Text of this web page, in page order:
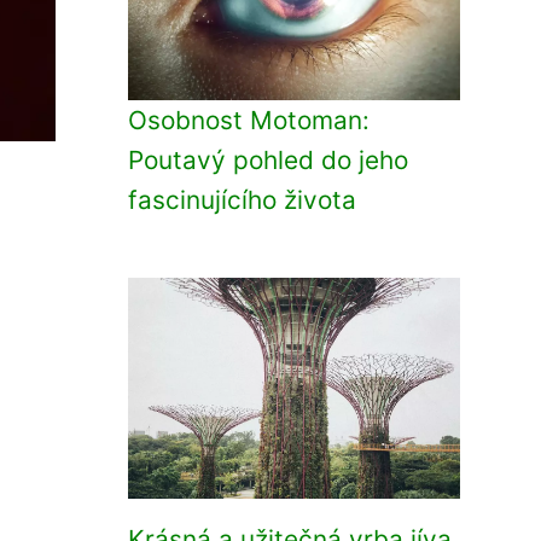
Osobnost Motoman:
Poutavý pohled do jeho
fascinujícího života